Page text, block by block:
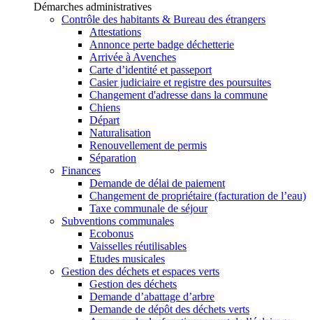
Démarches administratives
Contrôle des habitants & Bureau des étrangers
Attestations
Annonce perte badge déchetterie
Arrivée à Avenches
Carte d’identité et passeport
Casier judiciaire et registre des poursuites
Changement d'adresse dans la commune
Chiens
Départ
Naturalisation
Renouvellement de permis
Séparation
Finances
Demande de délai de paiement
Changement de propriétaire (facturation de l’eau)
Taxe communale de séjour
Subventions communales
Ecobonus
Vaisselles réutilisables
Etudes musicales
Gestion des déchets et espaces verts
Gestion des déchets
Demande d’abattage d’arbre
Demande de dépôt des déchets verts